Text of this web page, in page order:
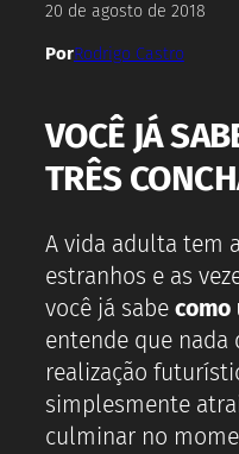
20 de agosto de 2018
PorRodrigo Castro
VOCÊ JÁ
TRÊS
A vida adulta tem
estranhos e as
você já sabe como
entende que nada
realização
simplesmente
culminar no